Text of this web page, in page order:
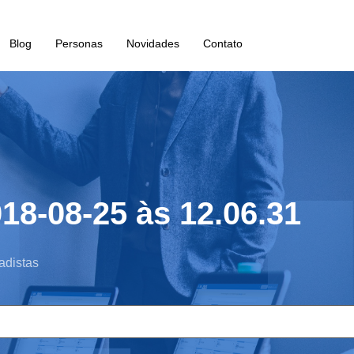
Blog Personas Novidades Contato
08-25 às 12.06.31